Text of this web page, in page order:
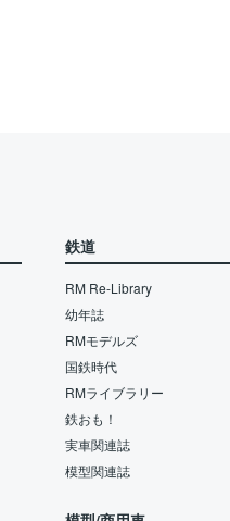
鉄道
RM Re-Library
幼年誌
RMモデルズ
国鉄時代
RMライブラリー
鉄おも！
実車関連誌
模型関連誌